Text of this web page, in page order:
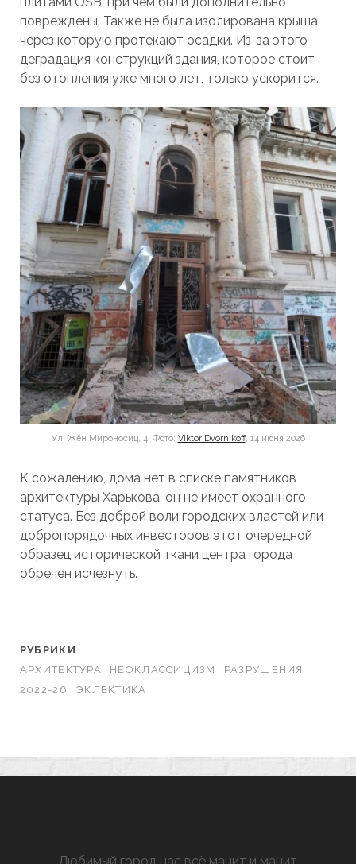
повреждены. Также не была изолирована крыша,
через которую протекают осадки. Из-за этого
деградация конструкций здания, которое стоит
без отопления уже много лет, только ускорится.
Ул. Жён Мироносиц, 4. Фото: Viktor Dvornikoff, 14 июня 2026
К сожалению, дома нет в списке памятников
архитектуры Харькова, он не имеет охранного
статуса. Без доброй воли городских властей или
добропорядочных инвесторов этот очередной
образец исторической ткани центра города
обречен исчезнуть.
РУБРИКИ
АРХИТЕКТУРА
НЕОКЛАССИЦИЗМ
РАЗРУШЕНИЯ
2022-26
ЭКЛЕКТИКА
Любимый город нас всё манит и манит